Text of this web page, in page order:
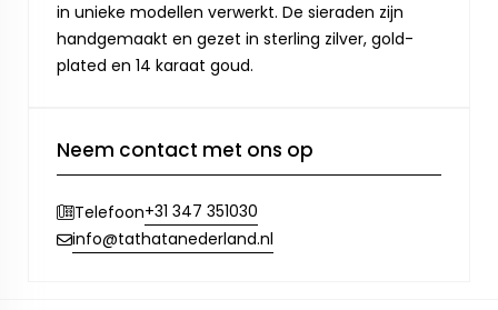
in unieke modellen verwerkt. De sieraden zijn
handgemaakt en gezet in sterling zilver, gold-
plated en 14 karaat goud.
Neem contact met ons op
Telefoon+31 347 351030
info@tathatanederland.nl